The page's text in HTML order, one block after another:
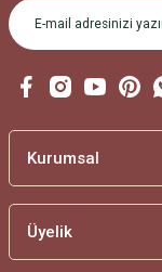
Kurumsal
Üyelik